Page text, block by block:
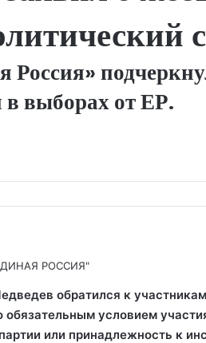
Россия»
в выборах от ЕР.
РОССИЯ"
обратился к участникам
обязательным условием
или принадлежность к